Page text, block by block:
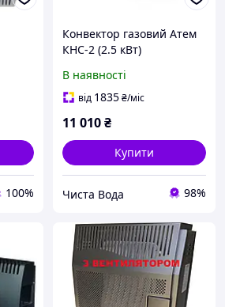
100%
Конвектор газовий Атем
КНС-2 (2.5 кВт)
газ
В наявності
від 1835₴/міс
11 010₴
Купити
Чиста Вода 98%